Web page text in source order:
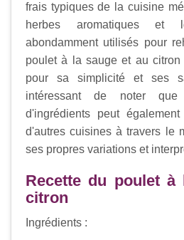
frais typiques de la cuisine
herbes aromatiques et
abondamment utilisés pour
poulet à la sauge et au citron
pour sa simplicité et ses
intéressant de noter que
d'ingrédients peut
d'autres cuisines à travers le
ses propres variations et
Recette du poulet à
citron
Ingrédients :